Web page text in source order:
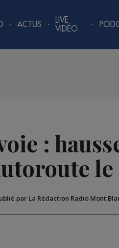
ACTUS
LIVE
VIDÉO
:
par La Rédaction Radio Mont